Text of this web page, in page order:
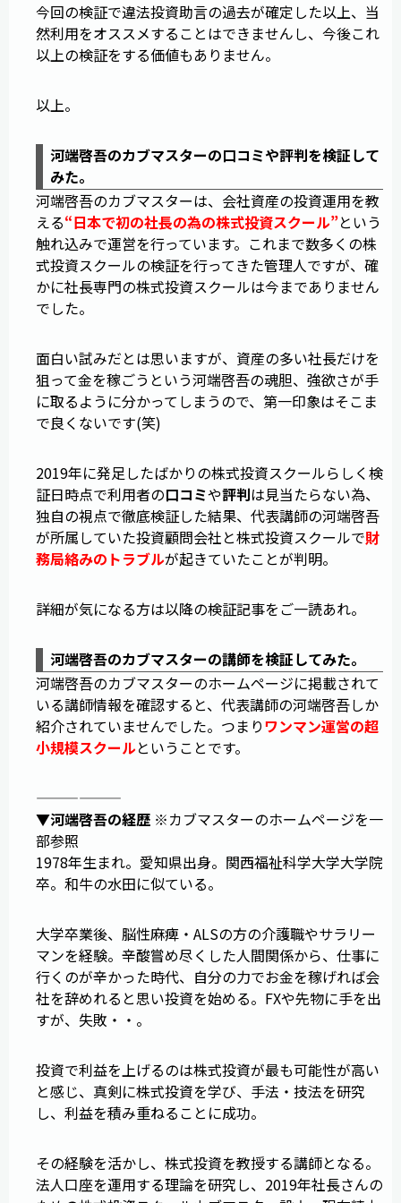
今回の検証で違法投資助言の過去が確定した以上、当
然利用をオススメすることはできませんし、今後これ
以上の検証をする価値もありません。
以上。
河端啓吾のカブマスターの口コミや評判を検証して
みた。
河端啓吾のカブマスターは、会社資産の投資運用を教
える“日本で初の社長の為の株式投資スクール”という
触れ込みで運営を行っています。これまで数多くの株
式投資スクールの検証を行ってきた管理人ですが、確
かに社長専門の株式投資スクールは今までありません
でした。
面白い試みだとは思いますが、資産の多い社長だけを
狙って金を稼ごうという河端啓吾の魂胆、強欲さが手
に取るように分かってしまうので、第一印象はそこま
で良くないです(笑)
2019年に発足したばかりの株式投資スクールらしく検
証日時点で利用者の口コミや評判は見当たらない為、
独自の視点で徹底検証した結果、代表講師の河端啓吾
が所属していた投資顧問会社と株式投資スクールで財
務局絡みのトラブルが起きていたことが判明。
詳細が気になる方は以降の検証記事をご一読あれ。
河端啓吾のカブマスターの講師を検証してみた。
河端啓吾のカブマスターのホームページに掲載されて
いる講師情報を確認すると、代表講師の河端啓吾しか
紹介されていませんでした。つまりワンマン運営の超
小規模スクールということです。
——————
▼河端啓吾の経歴 ※カブマスターのホームページを一
部参照
1978年生まれ。愛知県出身。関西福祉科学大学大学院
卒。和牛の水田に似ている。
大学卒業後、脳性麻痺・ALSの方の介護職やサラリー
マンを経験。辛酸嘗め尽くした人間関係から、仕事に
行くのが辛かった時代、自分の力でお金を稼げれば会
社を辞めれると思い投資を始める。FXや先物に手を出
すが、失敗・・。
投資で利益を上げるのは株式投資が最も可能性が高い
と感じ、真剣に株式投資を学び、手法・技法を研究
し、利益を積み重ねることに成功。
その経験を活かし、株式投資を教授する講師となる。
法人口座を運用する理論を研究し、2019年社長さんの